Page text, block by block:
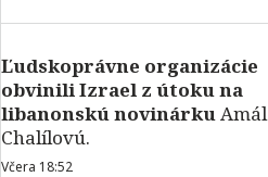
Ľudskoprávne organizácie
obvinili Izrael z útoku na
libanonskú novinárkuAmál
Chalílovú.
Včera 18:52